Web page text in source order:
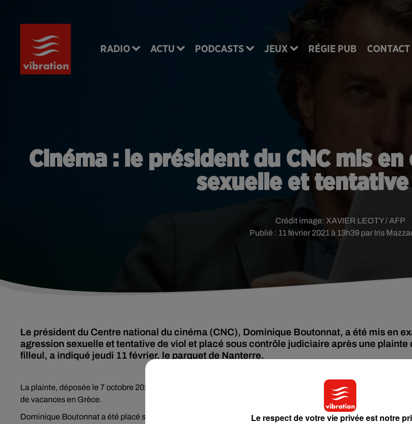
RADIO ACTU PODCASTS JEUX RÉGIE PUB CONTACT
Cinéma : le président du CNC mis
sexuelle et tentative
Publié : 11 février 2021 à 13h39 par Iris
Crédit image: XAVIER LEOTY / AFP
Le président du Centre national du cinéma (CNC), Dominique Boutonnat, a été mis en
agression sexuelle et tentative de viol et placé sous contrôle judiciaire après une plainte
filleul, a indiqué jeudi 11 février, le parquet de Nanterre.
La plainte, déposée le 7 octobre 2020, émane de son filleul de 22 ans, sans lien familial, pour des faits datant
de vacances en Grèce.
Dominique Boutonnat a été placé sous contrôle judiciaire avec interdiction de contact avec la victime et de se
Le respect de votre vie privée est notre